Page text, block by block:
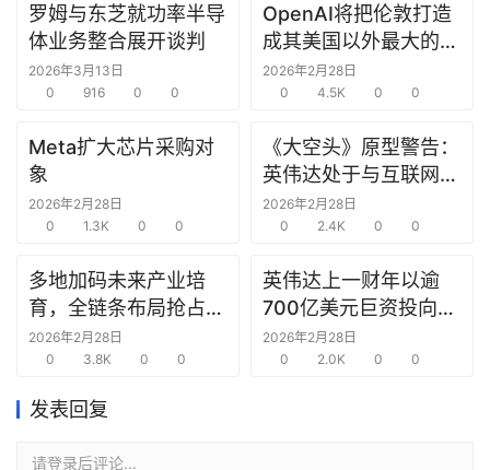
研
选
报
创
投
之
商
机
链
圈
罗姆与东芝就功率半导
体业务整合展开谈判
2026年3月13日
0
916 0 0
OpenAI将把伦敦打造
成其美国以外最大的研
究中心
2026年2月28日
0
4.5K 0 0
Meta扩大芯片采购对
象
2026年2月28日
0
1.3K 0 0
《大空头》原型警告：
英伟达处于与互联网泡
沫时期思科同样的“危
险境地”
2026年2月28日
0
2.4K 0 0
多地加码未来产业培
育，全链条布局抢占新
赛道先机
2026年2月28日
0
3.8K 0 0
英伟达上一财年以逾
700亿美元巨资投向合
作方，竭力巩固AI芯片
需求
2026年2月28日
0
2.0K 0 0
发表回复
请登录后评论...